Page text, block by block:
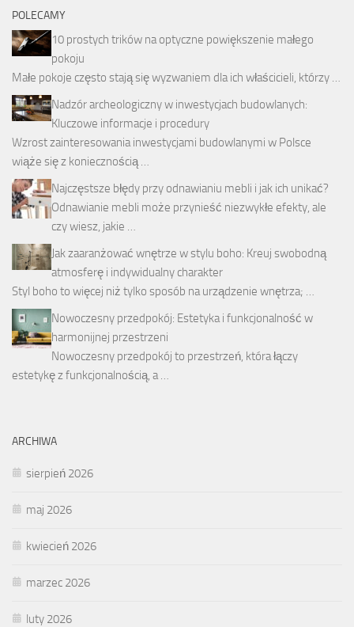
POLECAMY
10 prostych trików na optyczne powiększenie małego
pokoju
Małe pokoje często stają się wyzwaniem dla ich właścicieli, którzy …
Nadzór archeologiczny w inwestycjach budowlanych:
Kluczowe informacje i procedury
Wzrost zainteresowania inwestycjami budowlanymi w Polsce
wiąże się z koniecznością …
Najczęstsze błędy przy odnawianiu mebli i jak ich unikać?
Odnawianie mebli może przynieść niezwykłe efekty, ale
czy wiesz, jakie …
Jak zaaranżować wnętrze w stylu boho: Kreuj swobodną
atmosferę i indywidualny charakter
Styl boho to więcej niż tylko sposób na urządzenie wnętrza; …
Nowoczesny przedpokój: Estetyka i funkcjonalność w
harmonijnej przestrzeni
Nowoczesny przedpokój to przestrzeń, która łączy
estetykę z funkcjonalnością, a …
ARCHIWA
sierpień 2026
maj 2026
kwiecień 2026
marzec 2026
luty 2026